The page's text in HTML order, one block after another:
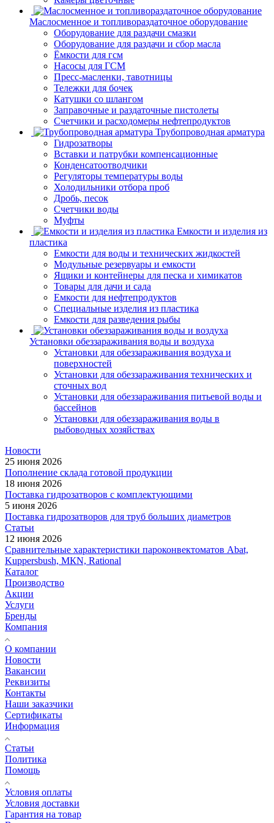
Маслосменное и топливораздаточное оборудование
Оборудование для раздачи смазки
Оборудование для раздачи и сбор масла
Ёмкости для гсм
Насосы для ГСМ
Пресс-масленки, тавотницы
Тележки для бочек
Катушки со шлангом
Заправочные и раздаточные пистолеты
Счетчики и расходомеры нефтепродуктов
Трубопроводная арматура
Гидрозатворы
Вставки и патрубки компенсационные
Конденсатоотводчики
Регуляторы температуры воды
Холодильники отбора проб
Дробь, песок
Счетчики воды
Муфты
Емкости и изделия из
пластика
Емкости для воды и технических жидкостей
Модульные резервуары и емкости
Ящики и контейнеры для песка и химикатов
Товары для дачи и сада
Емкости для нефтепродуктов
Специальные изделия из пластика
Емкости для разведения рыбы
Установки обеззараживания воды и воздуха
Установки для обеззараживания воздуха и
поверхностей
Установки для обеззараживания технических и
сточных вод
Установки для обеззараживания питьевой воды и
бассейнов
Установки для обеззараживания воды в
рыбоводных хозяйствах
Новости
25 июня 2026
Пополнение склада готовой продукции
18 июня 2026
Поставка гидрозатворов с комплектующими
5 июня 2026
Поставка гидрозатворов для труб больших диаметров
Статьи
12 июня 2026
Сравнительные характеристики пароконвектоматов Abat,
Kuppersbush, МКN, Rational
Каталог
Производство
Акции
Услуги
Бренды
Компания
О компании
Новости
Вакансии
Реквизиты
Контакты
Наши заказчики
Сертификаты
Информация
Статьи
Политика
Помощь
Условия оплаты
Условия доставки
Гарантия на товар